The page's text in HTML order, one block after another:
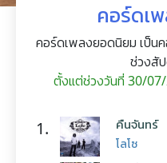
คอร์ดเ
คอร์ดเพลงยอดนิยม เป็น
ช่วงสั
ตั้งแต่ช่วงวันที่ 30/
1. คืนจันทร์
โลโซ